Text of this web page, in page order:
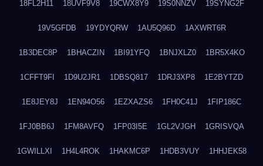
18FL2H11 18UVF9V8 19CWX8Y9 19S0NNZV 19SYNG2F
19V5GFDB 19YDYQRW 1AU5Q96D 1AXWRT6R
1B3DEC8P 1BHACZIN 1BI91YFQ 1BNJXLZ0 1BR5X4KO
1CFFT9FI 1D9U2JR1 1DBSQ817 1DRJ3XP8 1E2BYTZD
1E8JEY8J 1EN94O56 1EZXAZS6 1FH0C41J 1FIP186C
1FJ0BB6J 1FM8AVFQ 1FP03I5E 1GL2VJGH 1GRISVQA
1GWILLXI 1H4L4ROK 1HAKMC6P 1HDB3VUY 1HHJEK58